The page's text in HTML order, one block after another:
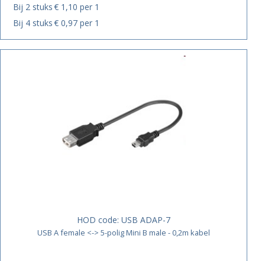
Bij 2 stuks€ 1,10 per 1
Bij 4 stuks€ 0,97 per 1
HOD code: USB ADAP-7
USB A female <-> 5-polig Mini B male - 0,2m kabel